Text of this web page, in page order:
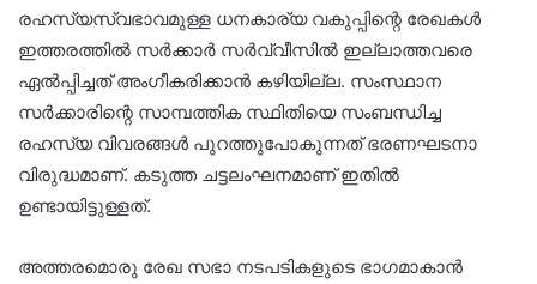
രഹസ്യസ്വഭാവമുള്ള ധനകാര്യ വകുപ്പിന്റെ രേഖകള്‍
ഇത്തരത്തില്‍ സര്‍ക്കാര്‍ സര്‍വ്വീസില്‍ ഇല്ലാത്തവരെ
ഏല്‍പ്പിച്ചത് അംഗീകരിക്കാന്‍ കഴിയില്ല. സംസ്ഥാന
സര്‍ക്കാരിന്റെ സാമ്പത്തിക സ്ഥിതിയെ സംബന്ധിച്ച
രഹസ്യ വിവരങ്ങള്‍ പുറത്തുപോകുന്നത് ഭരണഘടനാ
വിരുദ്ധമാണ്. കടുത്ത ചട്ടലംഘനമാണ് ഇതില്‍
ഉണ്ടായിട്ടുള്ളത്.
അത്തരമൊരു രേഖ സഭാ നടപടികളുടെ ഭാഗമാകാന്‍